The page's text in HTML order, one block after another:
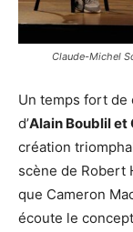
Claude-Michel
Un temps fort de
d’Alain Boublil
création
scène de Robert
que Cameron
écoute le